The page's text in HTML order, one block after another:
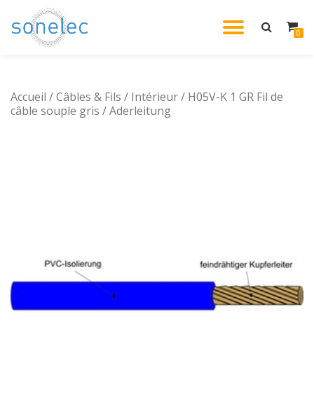
Aller
0
Accueil /Câbles & Fils / Intérieur/ H05V-K 1 GR Fil de
câble souple gris / Aderleitung